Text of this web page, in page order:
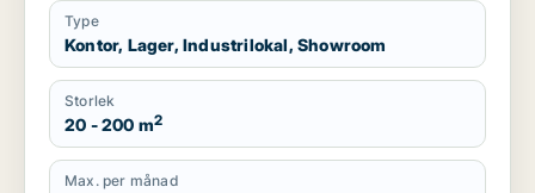
Type
Kontor, Lager, Industrilokal, Showroom
Storlek
20 - 200 m2
Max. per månad